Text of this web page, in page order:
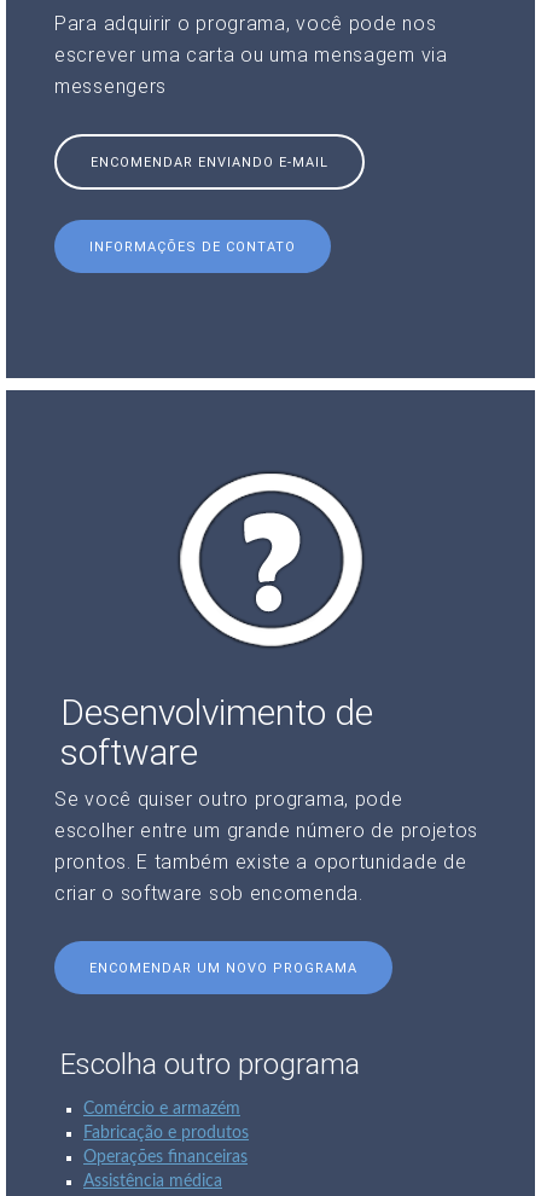
Para adquirir o programa, você pode nos
escrever uma carta ou uma mensagem via
messengers
ENCOMENDAR ENVIANDO E-MAIL
INFORMAÇÕES DE CONTATO
Desenvolvimento de
software
Se você quiser outro programa, pode
escolher entre um grande número de projetos
prontos. E também existe a oportunidade de
criar o software sob encomenda.
ENCOMENDAR UM NOVO PROGRAMA
Escolha outro programa
Comércio e armazém
Fabricação e produtos
Operações financeiras
Assistência médica